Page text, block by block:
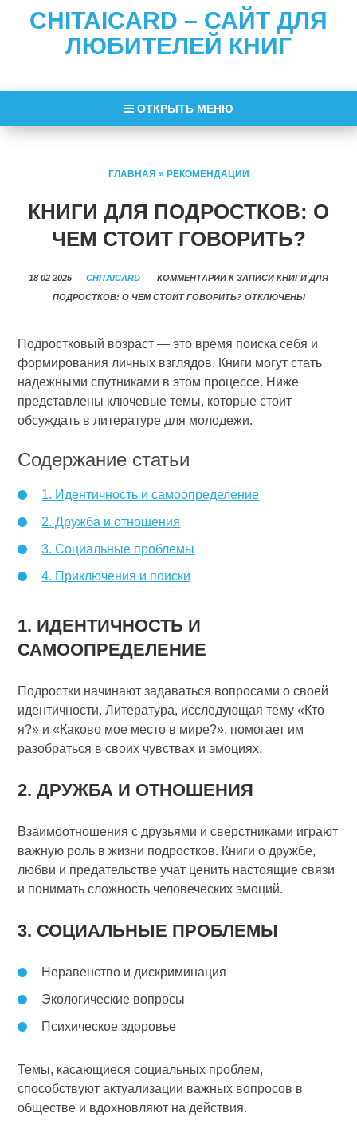
CHITAICARD – САЙТ ДЛЯ
ЛЮБИТЕЛЕЙ КНИГ
ОТКРЫТЬ МЕНЮ
ГЛАВНАЯ » РЕКОМЕНДАЦИИ
КНИГИ ДЛЯ ПОДРОСТКОВ: О
ЧЕМ СТОИТ ГОВОРИТЬ?
18 02 2025 CHITAICARD КОММЕНТАРИИ К ЗАПИСИ КНИГИ ДЛЯ
ПОДРОСТКОВ: О ЧЕМ СТОИТ ГОВОРИТЬ?ОТКЛЮЧЕНЫ
Подростковый возраст — это время поиска себя и
формирования личных взглядов. Книги могут стать
надежными спутниками в этом процессе. Ниже
представлены ключевые темы, которые стоит
обсуждать в литературе для молодежи.
Содержание статьи
1. Идентичность и самоопределение
2. Дружба и отношения
3. Социальные проблемы
4. Приключения и поиски
1. ИДЕНТИЧНОСТЬ И
САМООПРЕДЕЛЕНИЕ
Подростки начинают задаваться вопросами о своей
идентичности. Литература, исследующая тему «Кто
я?» и «Каково мое место в мире?», помогает им
разобраться в своих чувствах и эмоциях.
2. ДРУЖБА И ОТНОШЕНИЯ
Взаимоотношения с друзьями и сверстниками играют
важную роль в жизни подростков. Книги о дружбе,
любви и предательстве учат ценить настоящие связи
и понимать сложность человеческих эмоций.
3. СОЦИАЛЬНЫЕ ПРОБЛЕМЫ
Неравенство и дискриминация
Экологические вопросы
Психическое здоровье
Темы, касающиеся социальных проблем,
способствуют актуализации важных вопросов в
обществе и вдохновляют на действия.